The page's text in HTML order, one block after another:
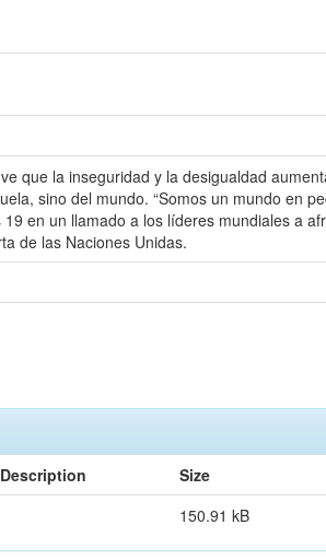
que la inseguridad y la desigualdad
sino del mundo. “Somos un mundo en
en un llamado a los líderes mundiales a
de las Naciones Unidas.
Description Size
150.91 kB